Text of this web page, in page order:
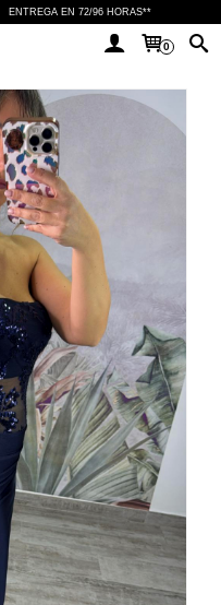
ENTREGA EN 72/96 HORAS**
0